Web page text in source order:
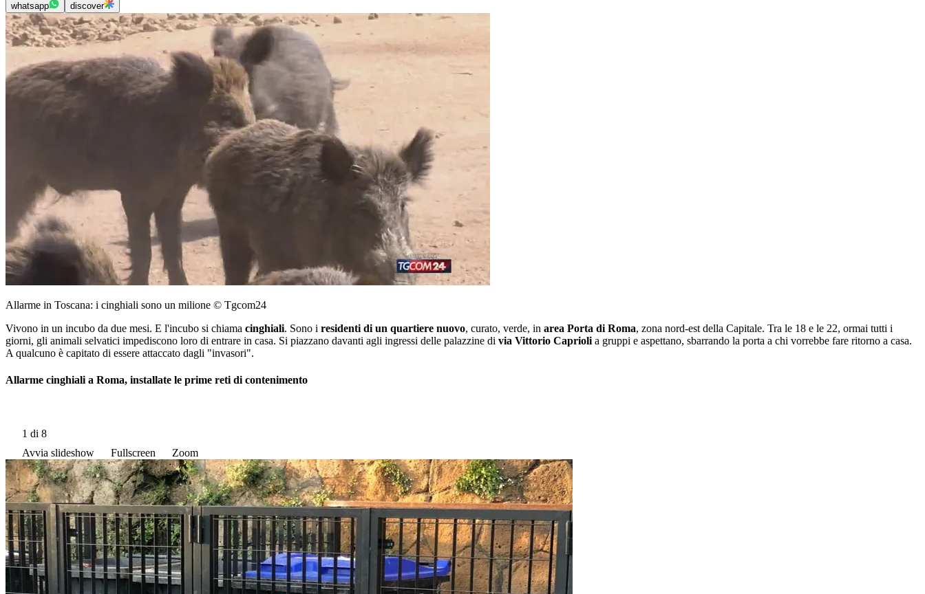
whatsapp discover
Allarme in Toscana: i cinghiali sono un milione © Tgcom24
Vivono in un incubo da due mesi. E l'incubo si chiama cinghiali. Sono i residenti di un quartiere nuovo, curato, verde, in area Porta di Roma, zona nord-est della Capitale. Tra le 18 e le 22, ormai tutti i
giorni, gli animali selvatici impediscono loro di entrare in casa. Si piazzano davanti agli ingressi delle palazzine di via Vittorio Caprioli a gruppi e aspettano, sbarrando la porta a chi vorrebbe fare ritorno a casa.
A qualcuno è capitato di essere attaccato dagli "invasori".
Allarme cinghiali a Roma, installate le prime reti di contenimento
1 di 8
Avvia slideshow
Fullscreen Zoom